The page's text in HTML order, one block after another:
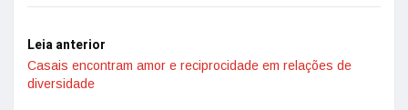
Leia anterior
Casais encontram amor e reciprocidade em relações de
diversidade